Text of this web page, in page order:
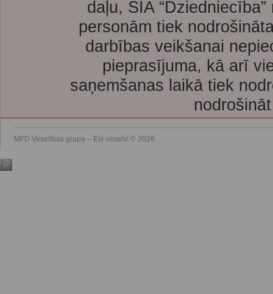
daļu, SIA
personām tiek
darbības veikšanai
pieprasījuma, kā arī
saņemšanas laikā tiek
MFD Veselības grupa – Esi vesels! © 2026